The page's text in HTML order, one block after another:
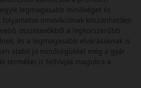
legmagasabb minőséget és
innovációnak köszönhetően
összetevőkből a legkorszerűbb
és a legmagasabb elvárásoknak is
stabil jó minőségükkel még a gyár
termékei is felhívják magukra a